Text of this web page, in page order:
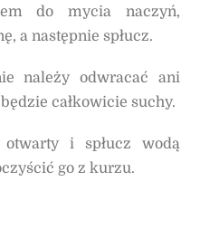
do mycia naczyń,
a następnie spłucz.
należy odwracać ani
całkowicie suchy.
otwarty i spłucz wodą
go z kurzu.